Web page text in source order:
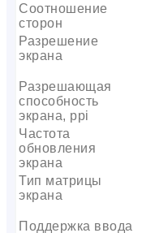
Соотношение
сторон
Разрешение
экрана
Разрешающая
способность
экрана, ppi
Частота
обновления
экрана
Тип матрицы
экрана
Поддержка ввода